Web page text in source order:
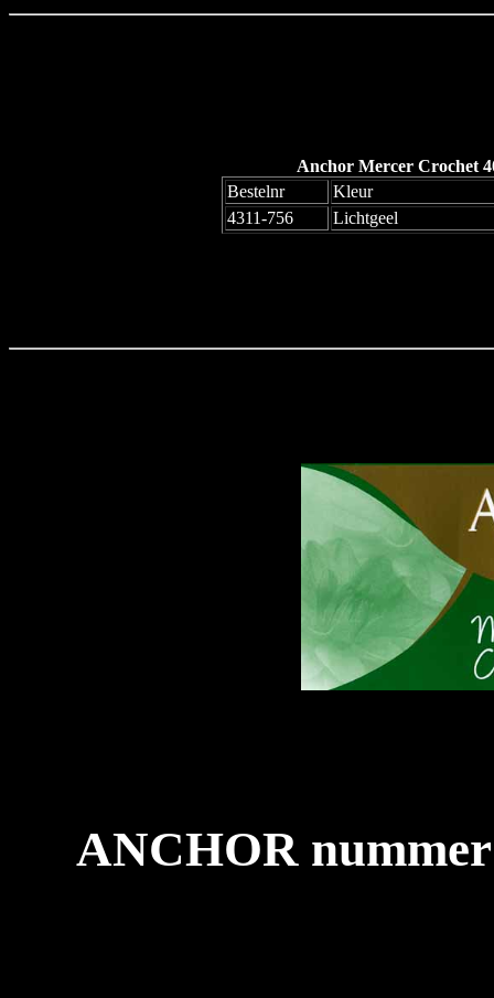
Anchor Mercer Crochet
Bestelnr
Kleur
4311-756
Lichtgeel
ANCHOR